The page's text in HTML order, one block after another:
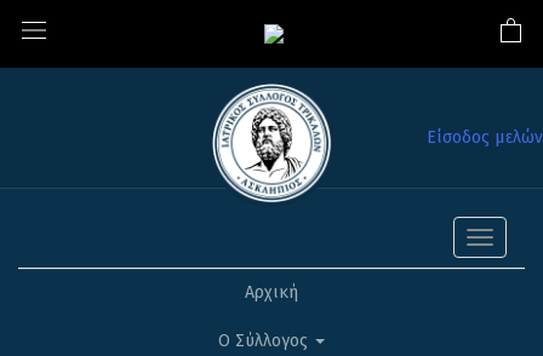
Είσοδος μελών
Toggle
Αρχική
Ο Σύλλογος